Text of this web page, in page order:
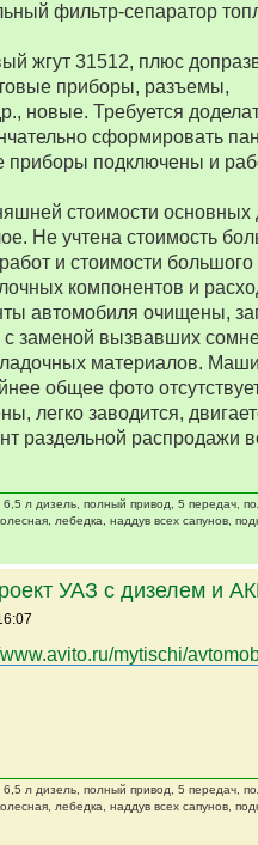
фильтр-сепаратор
жгут 31512, плюс
приборы, разъемы,
новые. Требуется
сформировать
приборы подключены и
стоимости основных
Не учтена стоимость
и стоимости большого
компонентов и
автомобиля очищены,
заменой вызвавших
материалов.
общее фото
легко заводится,
раздельной распродажи
л дизель, полный привод, 5 передач,
лебедка, наддув всех сапунов,
УАЗ с дизелем и
mytischi/
л дизель, полный привод, 5 передач,
лебедка, наддув всех сапунов,